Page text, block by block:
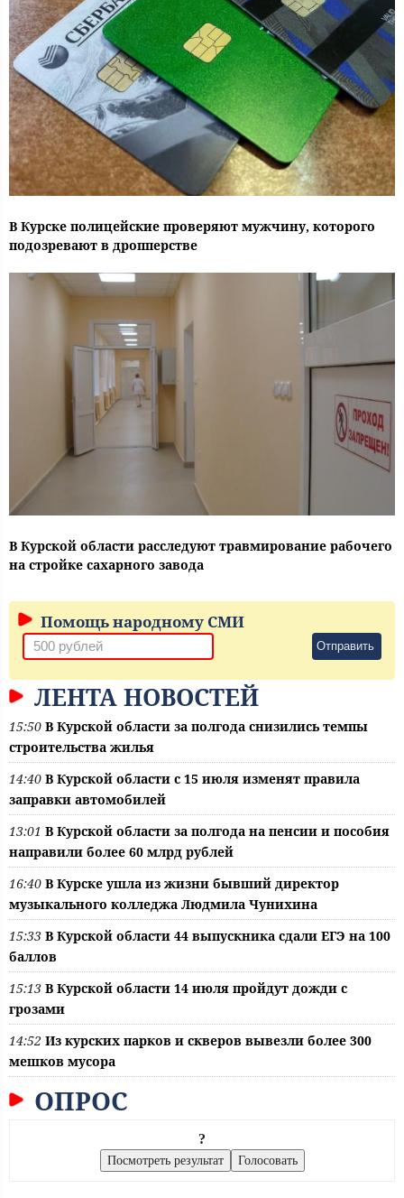
В Курске полицейские проверяют мужчину, которого
подозревают в дропперстве
В Курской области расследуют травмирование рабочего
на стройке сахарного завода
Помощь народному СМИ
Отправить
ЛЕНТА НОВОСТЕЙ
15:50 В Курской области за полгода снизились темпы
строительства жилья
14:40 В Курской области с 15 июля изменят правила
заправки автомобилей
13:01 В Курской области за полгода на пенсии и пособия
направили более 60 млрд рублей
16:40 В Курске ушла из жизни бывший директор
музыкального колледжа Людмила Чунихина
15:33 В Курской области 44 выпускника сдали ЕГЭ на 100
баллов
15:13 В Курской области 14 июля пройдут дожди с
грозами
14:52 Из курских парков и скверов вывезли более 300
мешков мусора
ОПРОС
?